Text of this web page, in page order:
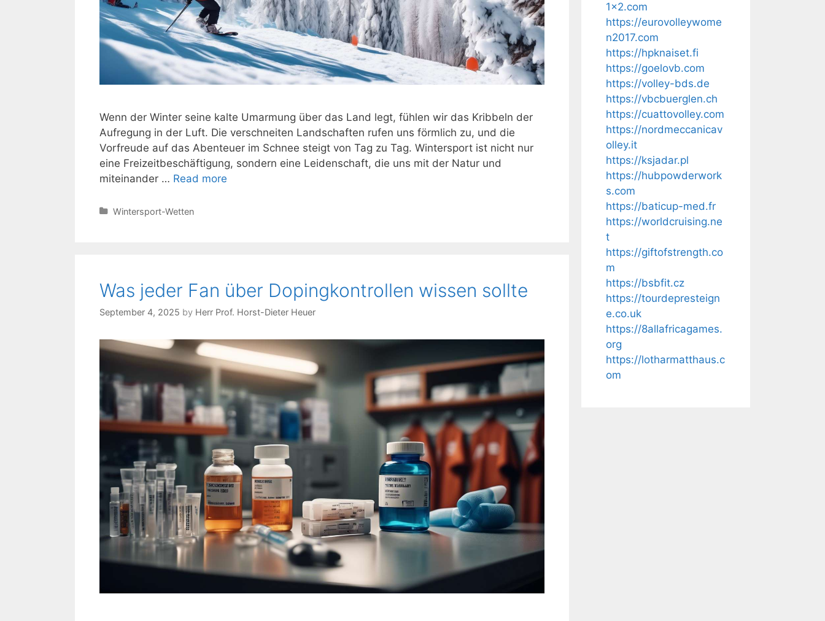
Wenn der Winter seine kalte Umarmung über das Land legt, fühlen wir das Kribbeln der
Aufregung in der Luft. Die verschneiten Landschaften rufen uns förmlich zu, und die
Vorfreude auf das Abenteuer im Schnee steigt von Tag zu Tag. Wintersport ist nicht nur
eine Freizeitbeschäftigung, sondern eine Leidenschaft, die uns mit der Natur und
miteinander … Read more
Categories
Wintersport-Wetten
Was jeder Fan über Dopingkontrollen wissen sollte
September 4, 2025 by Herr Prof. Horst-Dieter Heuer
1x2.com
https://eurovolleywome
n2017.com
https://hpknaiset.fi
https://goelovb.com
https://volley-bds.de
https://vbcbuerglen.ch
https://cuattovolley.com
https://nordmeccanicav
olley.it
https://ksjadar.pl
https://hubpowderwork
s.com
https://baticup-med.fr
https://worldcruising.ne
t
https://giftofstrength.co
m
https://bsbfit.cz
https://tourdepresteign
e.co.uk
https://8allafricagames.
org
https://lotharmatthaus.c
om